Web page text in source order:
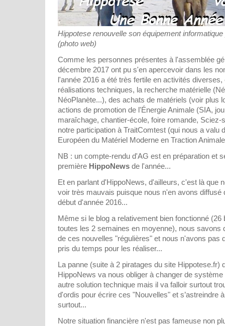
Hippotese renouvelle son équipement
(photo web)
Comme les personnes présentes à l'assemblée
décembre 2017 ont pu s'en apercevoir dans les
l'année 2016 a été très fertile en activités
réalisations techniques, la recherche matérielle
NéoPlanète...), des achats de matériels (voir plus
actions de promotion de l'Énergie Animale (SIA,
maraîchage, chantier-école, foire romande, Sciez-
notre participation à TraitComtest (qui nous a valu
Européen du Matériel Moderne en Traction
NB : un compte-rendu d'AG est en préparation et
première HippoNews de l'année...
Et en parlant d'HippoNews, d'ailleurs, c'est là que
voir très mauvais puisque nous n'en avons diffusé
début d'année 2016...
Même si le blog a relativement bien fonctionné (26
toutes les 2 semaines en moyenne), nous savons
de ces nouvelles "régulières" et nous n'avons pas
pris du temps pour les réaliser...
La panne (suite à 2 piratages du site Hippotese.fr)
HippoNews va nous obliger à changer de
autre solution technique mais il va falloir surtout
d'ordis pour écrire ces "Nouvelles" et s’astreindre
surtout...
Notre situation financière n'est pas fameuse non